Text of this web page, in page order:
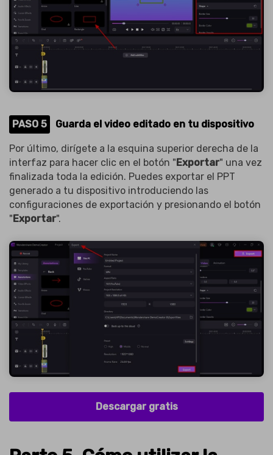
PASO 5 Guarda el video editado en tu dispositivo
Por último, dirígete a la esquina superior derecha de la
interfaz para hacer clic en el botón "Exportar" una vez
finalizada toda la edición. Puedes exportar el PPT
generado a tu dispositivo introduciendo las
configuraciones de exportación y presionando el botón
"Exportar".
Descargar gratis